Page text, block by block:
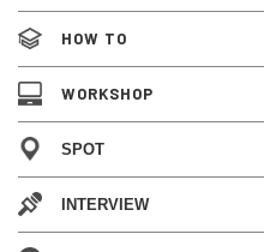
HOW TO
WORKSHOP
SPOT
INTERVIEW